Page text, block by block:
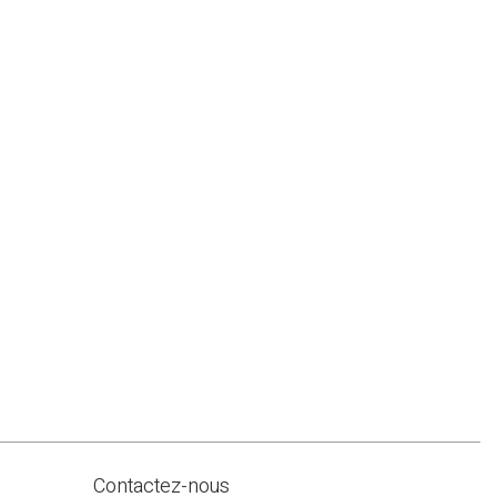
Contactez-nous